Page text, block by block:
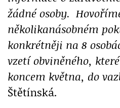
žádné osoby.
několikanásobném
konkrétněji na 8
vzetí obviněného,
koncem května, do
Štětínská.